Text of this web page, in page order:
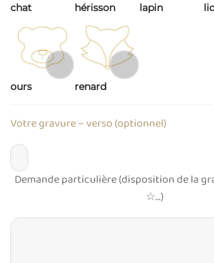
chat hérisson lapin
ours renard
Votre gravure – verso (optionnel)
Demande particulière (disposition de la
☆…)